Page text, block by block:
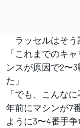
ラッセルはそう
「これまでのキ
ンスが原因で2〜
た」
「でも、こんな
年前にマシンが7
ように3〜4番手